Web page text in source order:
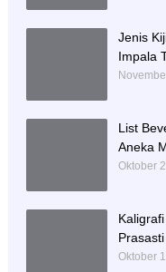
Jenis
Impala
List
Aneka
Oktober
Oktober